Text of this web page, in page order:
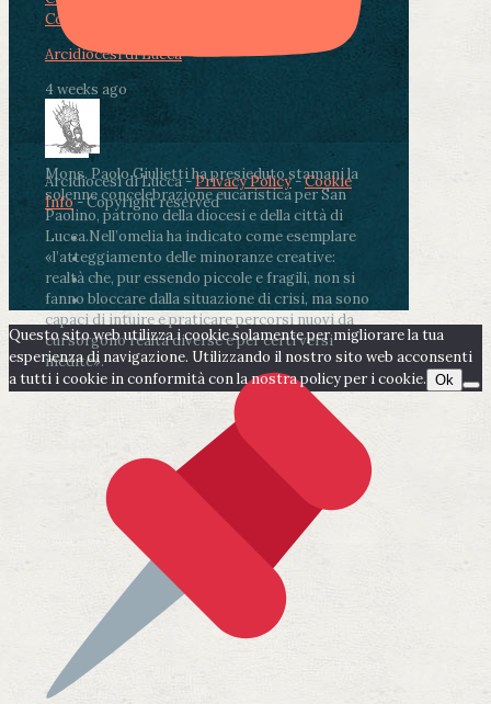
Condividi su LinkedIn
Arcidiocesi di Lucca
4 weeks ago
Mons. Paolo Giulietti ha presieduto stamani la
solenne concelebrazione eucaristica per San
Paolino, patrono della diocesi e della città di
Lucca.Nell’omelia ha indicato come esemplare
«l’atteggiamento delle minoranze creative:
realtà che, pur essendo piccole e fragili, non si
fanno bloccare dalla situazione di crisi, ma sono
capaci di intuire e praticare percorsi nuovi da
cui sorgono realtà diverse e per certi versi
inedite».
Arcidiocesi di Lucca -Privacy Policy-Cookie
Info- Copyright reserved
Questo sito web utilizza i cookie solamente per migliorare la tua
esperienza di navigazione. Utilizzando il nostro sito web acconsenti
a tutti i cookie in conformità con la nostra policy per i cookie. Ok